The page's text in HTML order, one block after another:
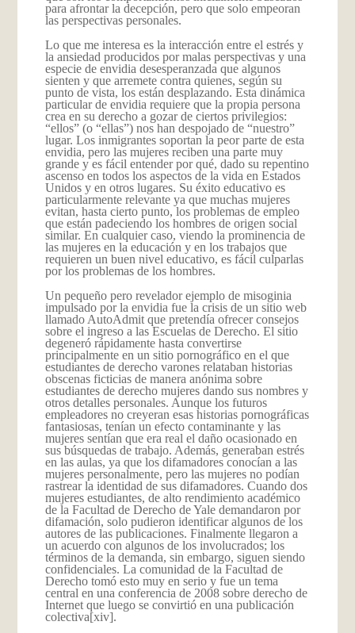
para afrontar la decepción, pero que solo empeoran
las perspectivas personales.
Lo que me interesa es la interacción entre el estrés y
la ansiedad producidos por malas perspectivas y una
especie de envidia desesperanzada que algunos
sienten y que arremete contra quienes, según su
punto de vista, los están desplazando. Esta dinámica
particular de envidia requiere que la propia persona
crea en su derecho a gozar de ciertos privilegios:
“ellos” (o “ellas”) nos han despojado de “nuestro”
lugar. Los inmigrantes soportan la peor parte de esta
envidia, pero las mujeres reciben una parte muy
grande y es fácil entender por qué, dado su repentino
ascenso en todos los aspectos de la vida en Estados
Unidos y en otros lugares. Su éxito educativo es
particularmente relevante ya que muchas mujeres
evitan, hasta cierto punto, los problemas de empleo
que están padeciendo los hombres de origen social
similar. En cualquier caso, viendo la prominencia de
las mujeres en la educación y en los trabajos que
requieren un buen nivel educativo, es fácil culparlas
por los problemas de los hombres.
Un pequeño pero revelador ejemplo de misoginia
impulsado por la envidia fue la crisis de un sitio web
llamado AutoAdmit que pretendía ofrecer consejos
sobre el ingreso a las Escuelas de Derecho. El sitio
degeneró rápidamente hasta convertirse
principalmente en un sitio pornográfico en el que
estudiantes de derecho varones relataban historias
obscenas ficticias de manera anónima sobre
estudiantes de derecho mujeres dando sus nombres y
otros detalles personales. Aunque los futuros
empleadores no creyeran esas historias pornográficas
fantasiosas, tenían un efecto contaminante y las
mujeres sentían que era real el daño ocasionado en
sus búsquedas de trabajo. Además, generaban estrés
en las aulas, ya que los difamadores conocían a las
mujeres personalmente, pero las mujeres no podían
rastrear la identidad de sus difamadores. Cuando dos
mujeres estudiantes, de alto rendimiento académico
de la Facultad de Derecho de Yale demandaron por
difamación, solo pudieron identificar algunos de los
autores de las publicaciones. Finalmente llegaron a
un acuerdo con algunos de los involucrados; los
términos de la demanda, sin embargo, siguen siendo
confidenciales. La comunidad de la Facultad de
Derecho tomó esto muy en serio y fue un tema
central en una conferencia de 2008 sobre derecho de
Internet que luego se convirtió en una publicación
colectiva[xiv].